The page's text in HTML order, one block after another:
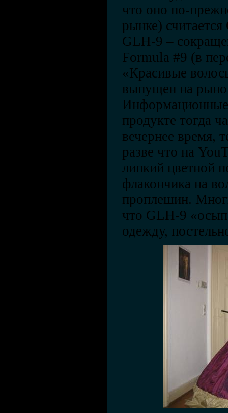
что оно по-
рынке)
GLH-9 –
Formula #9 (в
«Красивые
выпущен на
продукте тогда
вечернее время,
разве что на
липкий цветной
флакончика на
проплешин.
что GLH-9
одежду,